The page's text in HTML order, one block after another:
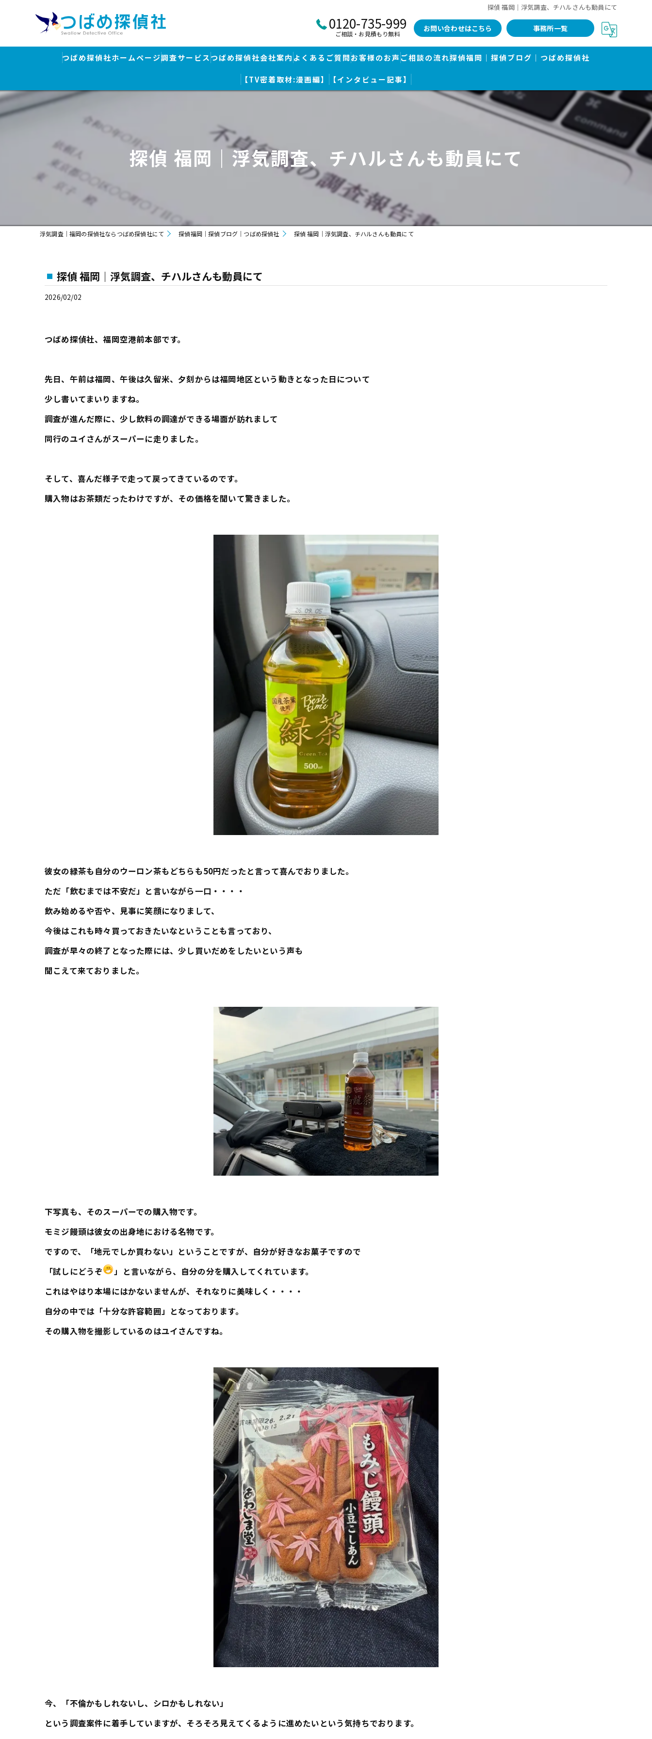
探偵 福岡｜浮気調査、チハルさんも動員にて
0120-735-999
ご相談・お見積もり無料
お問い合わせはこちら 事務所一覧
つばめ探偵社ホームページ調査サービス
浮気調査
行方調査・人探し
ストーカー対策
つばめ探偵社会社案内
つばめ探偵社｜福岡市博多区福岡空港前本部
つばめ探偵社 赤坂大手門事務所
久留米つばめ探偵社｜西鉄久留米駅より徒歩圏内｜分厚い証拠満載報告書で有名
よくあるご質問お客様のお声 ご相談の流れ探偵福岡｜探偵ブログ｜つばめ探偵社
【TV密着取材:漫画編】 【インタビュー記事】
探偵 福岡｜浮気調査、チハルさんも動員にて
浮気調査｜福岡の探偵社ならつばめ探偵社にて 探偵福岡｜探偵ブログ｜つばめ探偵社 探偵 福岡｜浮気調査、チハルさんも動員にて
探偵 福岡｜浮気調査、チハルさんも動員にて
2026/02/02
つばめ探偵社、福岡空港前本部です。
先日、午前は福岡、午後は久留米、夕刻からは福岡地区という動きとなった日について
少し書いてまいりますね。
調査が進んだ際に、少し飲料の調達ができる場面が訪れまして
同行のユイさんがスーパーに走りました。
そして、喜んだ様子で走って戻ってきているのです。
購入物はお茶類だったわけですが、その価格を聞いて驚きました。
彼女の緑茶も自分のウーロン茶もどちらも50円だったと言って喜んでおりました。
ただ「飲むまでは不安だ」と言いながら一口・・・・
飲み始めるや否や、見事に笑顔になりまして、
今後はこれも時々買っておきたいなということも言っており、
調査が早々の終了となった際には、少し買いだめをしたいという声も
聞こえて来ておりました。
下写真も、そのスーパーでの購入物です。
モミジ饅頭は彼女の出身地における名物です。
ですので、「地元でしか買わない」ということですが、自分が好きなお菓子ですので
「試しにどうぞ
」と言いながら、自分の分を購入してくれています。
これはやはり本場にはかないませんが、それなりに美味しく・・・・
自分の中では「十分な許容範囲」となっております。
その購入物を撮影しているのはユイさんですね。
今、「不倫かもしれないし、シロかもしれない」
という調査案件に着手していますが、そろそろ見えてくるように進めたいという気持ちでおります。